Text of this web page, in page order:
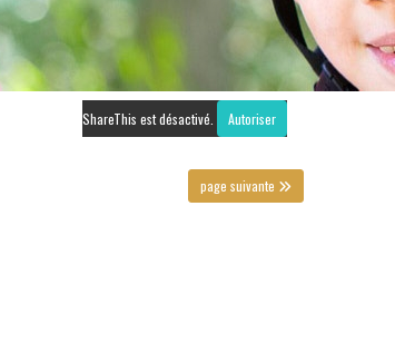
ShareThis est désactivé. Autoriser
page suivante